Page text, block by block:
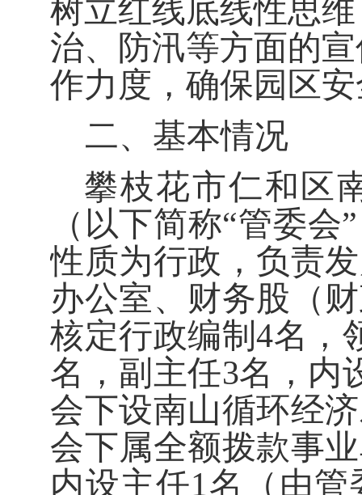
树立红线底线性思
治、防汛等方面的
作力度，确保园区
二、基本情况
攀枝花市仁和区
（以下简称“管委
性质为行政，负责
办公室、财务股（
核定行政编制4名，
名，副主任3名，内
会下设南山循环经
会下属全额拨款事
内设主任1名（由